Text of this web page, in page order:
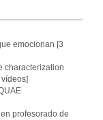
emocionan [3
characterization
vídeos]
profesorado de